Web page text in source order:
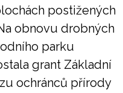
postižených
obnovu drobných
parku
grant Základní
ochránců přírody